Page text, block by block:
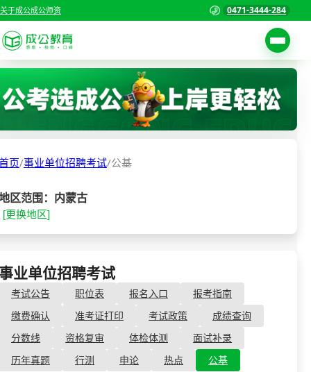
关于成公成公师资 0471-3444-284
考试公告
报考指南
缴费确认
准考证打印
成绩查询
分数线
资格复审
面试补录
历年真题
首页
国家公务员考试
各省公务员考试
教师资格/教师编制
国企/银行考试
页/事业单位招聘考试/公基
区范围：内蒙古
[更换地区]
业单位招聘考试- 公基
考试公告 职位表 报名入口
报考指南
缴费确认
准考证打印 考试政策
成绩查询
分数线
资格复审 体检体测
面试补录
历年真题
行测 申论 热点 公基